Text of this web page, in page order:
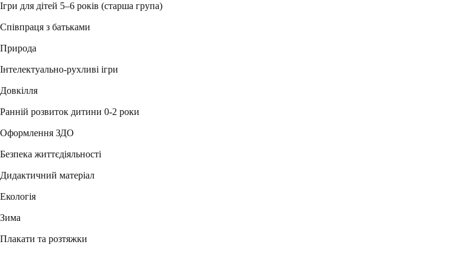
Ігри для дітей 5–6 років (старша група)
Співпраця з батьками
Природа
Інтелектуально-рухливі ігри
Довкілля
Ранній розвиток дитини 0-2 роки
Оформлення ЗДО
Безпека життєдіяльності
Дидактичний матеріал
Екологія
Зима
Плакати та розтяжки